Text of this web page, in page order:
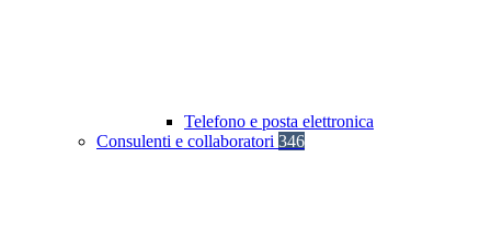
Telefono e posta elettronica
Consulenti e collaboratori 346